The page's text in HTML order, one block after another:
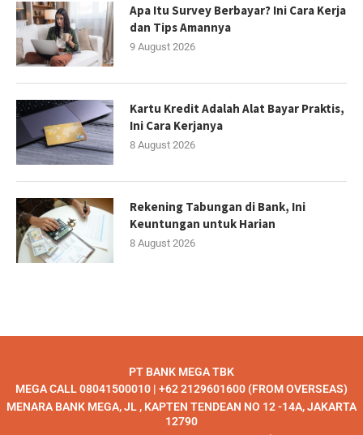
Apa Itu Survey Berbayar? Ini Cara Kerja
dan Tips Amannya
9 August 2026
Kartu Kredit Adalah Alat Bayar Praktis,
Ini Cara Kerjanya
8 August 2026
Rekening Tabungan di Bank, Ini
Keuntungan untuk Harian
8 August 2026
PT BANK MEGA TBK
MEGA CALL 08041500010 | +62 2129601600 (FROM OVERSEAS)
MENARA BANK MEGA, JL , KAPTEN TENDEAN NO 12 -14A, JAKARTA
12790